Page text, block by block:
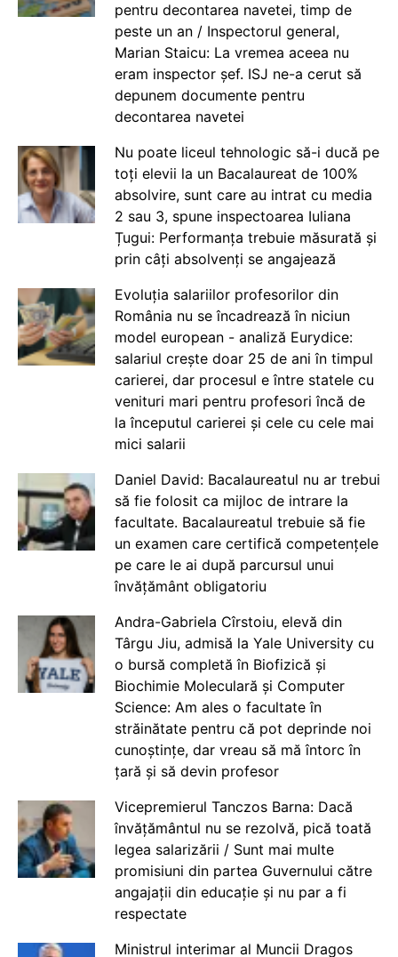
pentru decontarea navetei, timp de
peste un an / Inspectorul general,
Marian Staicu: La vremea aceea nu
eram inspector șef. ISJ ne-a cerut să
depunem documente pentru
decontarea navetei
Nu poate liceul tehnologic să-i ducă pe
toți elevii la un Bacalaureat de 100%
absolvire, sunt care au intrat cu media
2 sau 3, spune inspectoarea Iuliana
Țugui: Performanța trebuie măsurată și
prin câți absolvenți se angajează
Evoluția salariilor profesorilor din
România nu se încadrează în niciun
model european - analiză Eurydice:
salariul crește doar 25 de ani în timpul
carierei, dar procesul e între statele cu
venituri mari pentru profesori încă de
la începutul carierei și cele cu cele mai
mici salarii
Daniel David: Bacalaureatul nu ar trebui
să fie folosit ca mijloc de intrare la
facultate. Bacalaureatul trebuie să fie
un examen care certifică competențele
pe care le ai după parcursul unui
învățământ obligatoriu
Andra-Gabriela Cîrstoiu, elevă din
Târgu Jiu, admisă la Yale University cu
o bursă completă în Biofizică și
Biochimie Moleculară și Computer
Science: Am ales o facultate în
străinătate pentru că pot deprinde noi
cunoștințe, dar vreau să mă întorc în
țară și să devin profesor
Vicepremierul Tanczos Barna: Dacă
învățământul nu se rezolvă, pică toată
legea salarizării / Sunt mai multe
promisiuni din partea Guvernului către
angajații din educație și nu par a fi
respectate
Ministrul interimar al Muncii Dragos